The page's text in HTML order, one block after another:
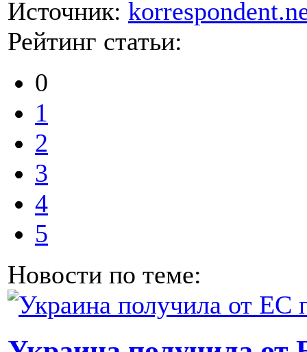
Источник:
Рейтинг статьи:
0
1
2
3
4
5
Новости по теме: